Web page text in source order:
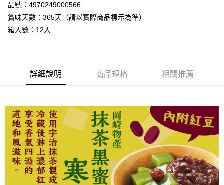
相關說明
【關於「AFTEE先享後付」】
AFTEE先享後付是「在收到商品之後才付款」的支付方式。 讓您購物簡單
便利好安心！
【「AFTEE先享後付」結帳流程】
２．訂單成立數日內，您將收到繳費通知簡訊。
３．收到繳費通知簡訊後14天內，點擊此簡訊中的連結，可透過四大超商／
ATM／網路銀行／等多元方式進行付款，方視為交易完成。
※ 請注意：結帳手續完成當下不需立刻繳費，但若您需要取消訂單，請聯絡
購買商品的店家。未經商家同意取消之訂單仍視為有效，需透過AFTEE先享
後付繳納相關費用。
※ 交易是否成功請以「AFTEE先享後付 」之結帳頁面顯示為準，若有關於
是否繳費成功／繳費後需取消欲退款等相關疑問，請聯繫「AFTEE先享後付
客戶支援中心」https://netprotections.freshdesk.com/support/home
運送方式
品號：4970249000566
賞味天數：365天（請以實際商品標示為準）
箱入數：12入
詳細說明 商品規格 相關推薦